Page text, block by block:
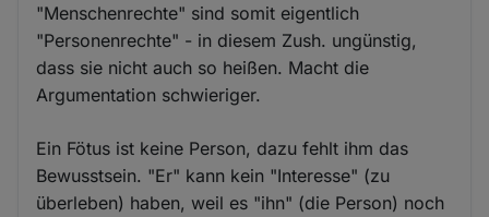
"Menschenrechte" sind somit eigentlich
"Personenrechte" - in diesem Zush. ungünstig,
dass sie nicht auch so heißen. Macht die
Argumentation schwieriger.
Ein Fötus ist keine Person, dazu fehlt ihm das
Bewusstsein. "Er" kann kein "Interesse" (zu
überleben) haben, weil es "ihn" (die Person) noch